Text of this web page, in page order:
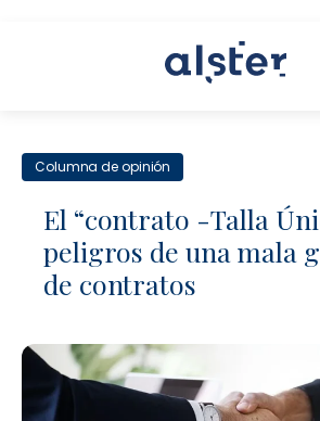
Servicios Legales de Próxima
Consultoría en
Contratación
Talento Legal
QUIÉNES
Columna de opinión
El “contrato -Talla
peligros de una mala
de contratos